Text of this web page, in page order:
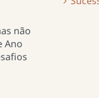
não
Ano